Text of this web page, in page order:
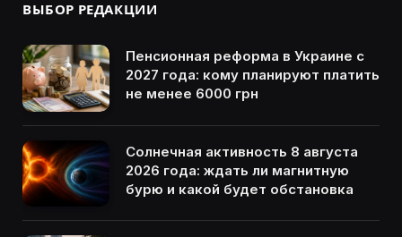
ВЫБОР РЕДАКЦИИ
Пенсионная реформа в Украине с
2027 года: кому планируют платить
не менее 6000 грн
Солнечная активность 8 августа
2026 года: ждать ли магнитную
бурю и какой будет обстановка